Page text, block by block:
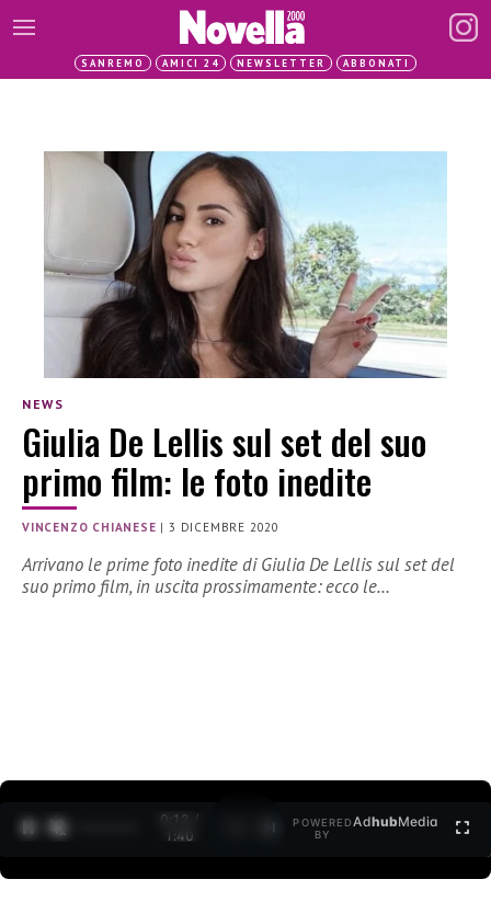
SANREMO AMICI 24 NEWSLETTER ABBONATI
NEWS
Giulia De Lellis sul set del suo
primo film: le foto inedite
VINCENZO CHIANESE |3 DICEMBRE 2020
Arrivano le prime foto inedite di Giulia De Lellis sul set del
suo primo film, in uscita prossimamente: ecco le…
0:12 /
1:40
POWERED
BY
AdhubMedia